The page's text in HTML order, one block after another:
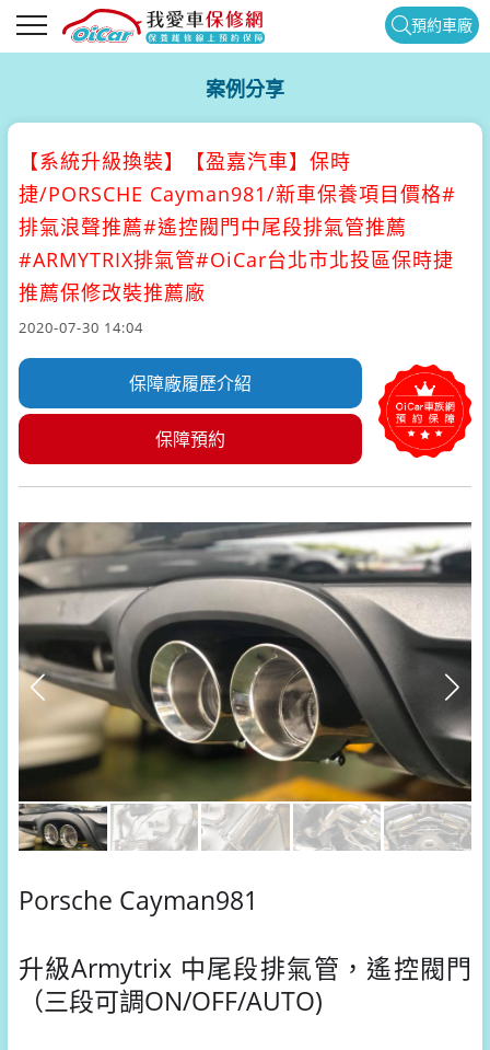
預約車廠
案例分享
【系統升級換裝】
【盈嘉汽車】保時
捷/PORSCHE Cayman981/新車保養項目價格#
排氣浪聲推薦#遙控閥門中尾段排氣管推薦
#ARMYTRIX排氣管#OiCar台北市北投區保時捷
推薦保修改裝推薦廠
2020-07-30 14:04
保障廠履歷介紹
保障預約
Porsche Cayman981
升級Armytrix 中尾段排氣管，遙控閥門
（三段可調ON/OFF/AUTO)